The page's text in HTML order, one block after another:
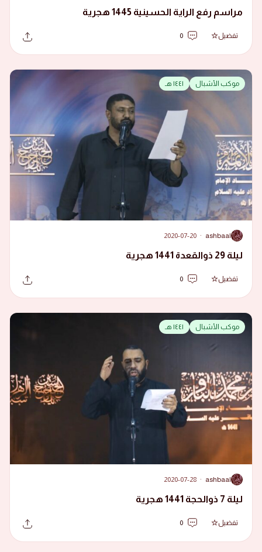
مراسم رفع الراية الحسينية 1445 هجرية
تفضيل 0
موكب الأشبال ١٤٤١ هـ
A
ashbaal
·
2020-07-20
ليلة 29 ذوالقعدة 1441 هجرية
تفضيل 0
موكب الأشبال ١٤٤١ هـ
A
ashbaal
·
2020-07-28
ليلة 7 ذوالحجة 1441 هجرية
تفضيل 0